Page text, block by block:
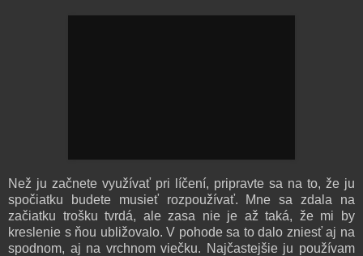
Než ju začnete využívať pri líčení, pripravte sa na to, že ju
spočiatku budete musieť rozpoužívať. Mne sa zdala na
začiatku trošku tvrdá, ale zasa nie je až taká, že mi by
kreslenie s ňou ubližovalo. V pohode sa to dalo zniesť aj na
spodnom, aj na vrchnom viečku. Najčastejšie ju používam